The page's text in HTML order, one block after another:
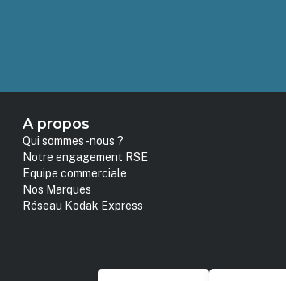
A propos
Qui sommes-nous ?
Notre engagement RSE
Equipe commerciale
Nos Marques
Réseau Kodak Express